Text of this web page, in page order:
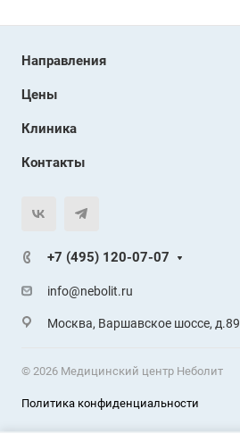
Направления
Цены
Клиника
Контакты
+7 (495) 120-07-07
info@nebolit.ru
Москва, Варшавское шоссе, д.89
© 2026 Медицинский центр Неболит
Политика конфиденциальности